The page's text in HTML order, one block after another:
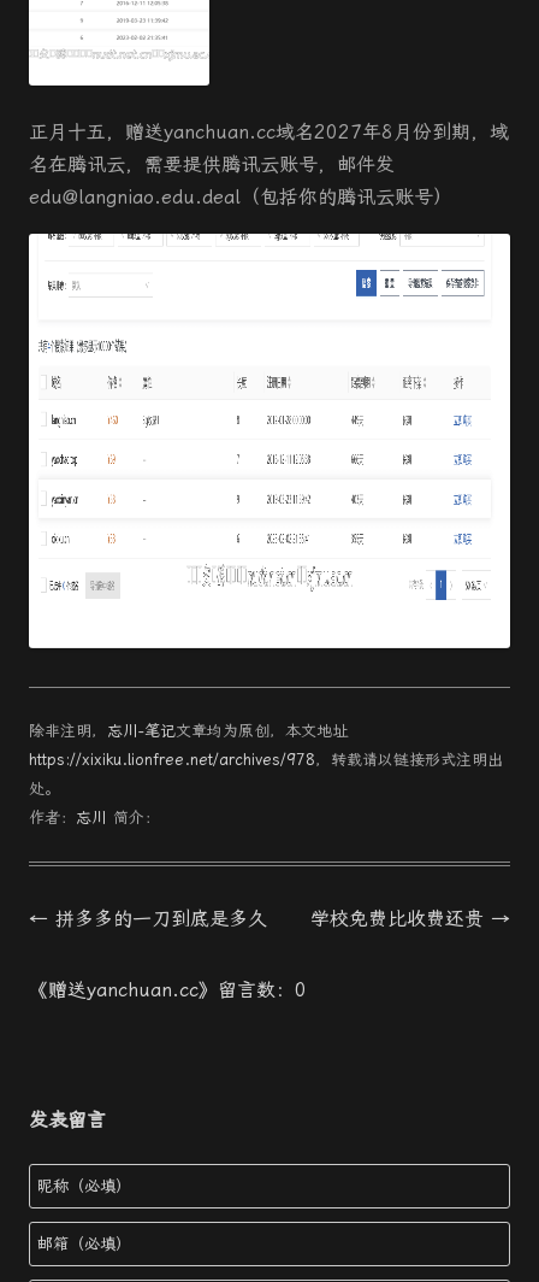
正月十五，赠送yanchuan.cc域名2027年8月份到期 ，域
名在腾讯云，需要提供腾讯云账号，邮件发
edu@langniao.edu.deal（包括你的腾讯云账号）
除非注明， 忘川-笔记文章均为原创，本文地址
https://xixiku.lionfree.net/archives/978，转载请以链接形式注明出
处。
作者： 忘川 简介：
文
導
← 拼多多的一刀到底是多久 学校免费比收费还贵 →
《赠送yanchuan.cc》留言数：0
发表留言